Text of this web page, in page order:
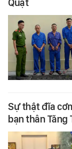
Sự thật đĩa
bạn thân Tăng